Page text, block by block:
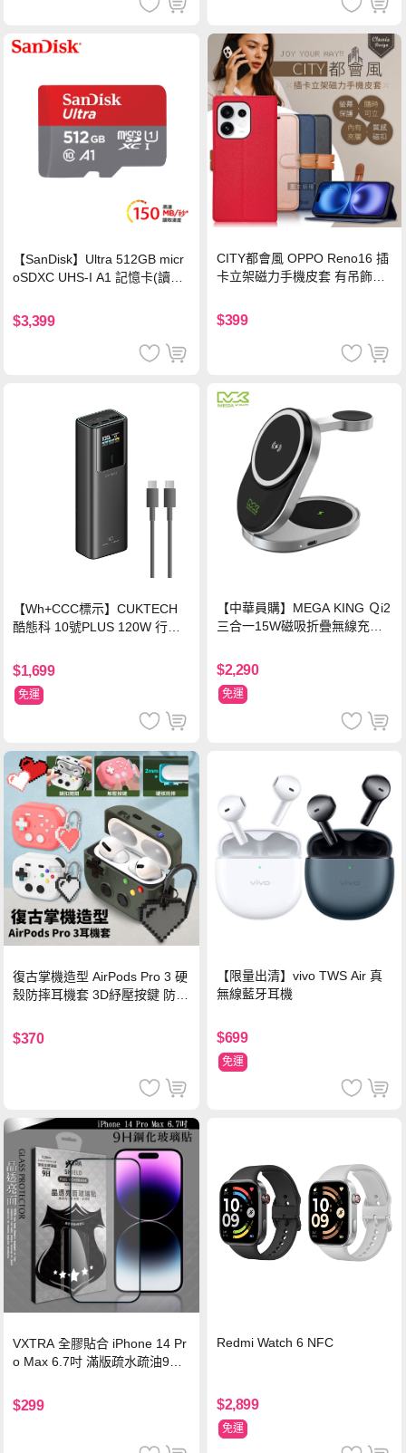
【SanDisk】Ultra 512GB micr
oSDXC UHS-I A1 記憶卡(讀取
$3,399
CITY都會風 OPPO Reno16 插
卡立架磁力手機皮套 有吊飾孔
$399
【Wh+CCC標示】CUKTECH
酷態科 10號PLUS 120W 行動
色
$1,699
免運
【中華員購】MEGA KING Ｑi2
三合一15W磁吸折疊無線充電
$2,290
免運
復古掌機造型 AirPods Pro 3 硬
殼防摔耳機套 3D紓壓按鍵 防開
$370
【限量出清】vivo TWS Air 真
無線藍牙耳機
$699
免運
VXTRA 全膠貼合 iPhone 14 Pr
o Max 6.7吋 滿版疏水疏油9H
$299
Redmi Watch 6 NFC
$2,899
免運